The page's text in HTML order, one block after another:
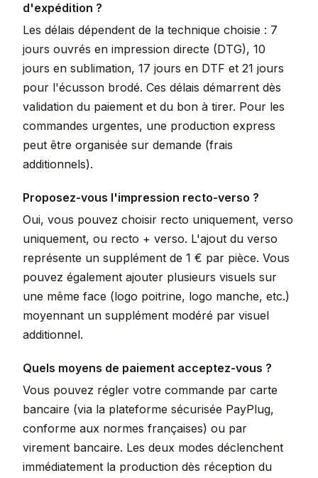
d'expédition ?
Les délais dépendent de la technique choisie : 7
jours ouvrés en impression directe (DTG), 10
jours en sublimation, 17 jours en DTF et 21 jours
pour l'écusson brodé. Ces délais démarrent dès
validation du paiement et du bon à tirer. Pour les
commandes urgentes, une production express
peut être organisée sur demande (frais
additionnels).
Proposez-vous l'impression recto-verso ?
Oui, vous pouvez choisir recto uniquement, verso
uniquement, ou recto + verso. L'ajout du verso
représente un supplément de 1 € par pièce. Vous
pouvez également ajouter plusieurs visuels sur
une même face (logo poitrine, logo manche, etc.)
moyennant un supplément modéré par visuel
additionnel.
Quels moyens de paiement acceptez-vous ?
Vous pouvez régler votre commande par carte
bancaire (via la plateforme sécurisée PayPlug,
conforme aux normes françaises) ou par
virement bancaire. Les deux modes déclenchent
immédiatement la production dès réception du